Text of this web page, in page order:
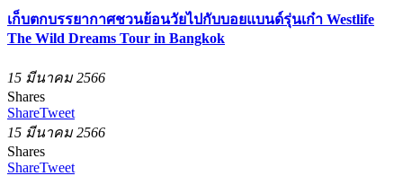
เก็บตกบรรยากาศชวนย้อนวัยไปกับบอยแบนด์รุ่นเก๋า Westlife
The Wild Dreams Tour in Bangkok
15 มีนาคม 2566
Shares
ShareTweet
15 มีนาคม 2566
Shares
ShareTweet